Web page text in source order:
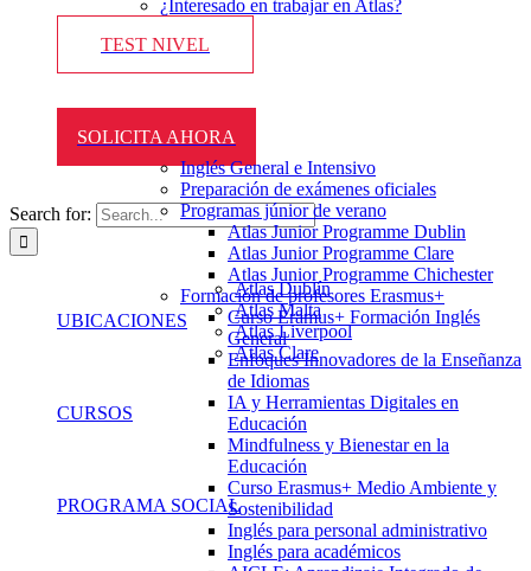
¿Interesado en trabajar en Atlas?
TEST NIVEL
SOLICITA AHORA
Search for:
UBICACIONES
Atlas Dublín
Atlas Malta
Atlas Liverpool
Atlas Clare
CURSOS
Inglés General e Intensivo
Preparación de exámenes oficiales
Programas júnior de verano
Atlas Junior Programme Dublin
Atlas Junior Programme Clare
Atlas Junior Programme Chichester
Formación de profesores Erasmus+
Curso Eramus+ Formación Inglés
General
Enfoques Innovadores de la Enseñanza
de Idiomas
IA y Herramientas Digitales en
Educación
Mindfulness y Bienestar en la
Educación
Curso Erasmus+ Medio Ambiente y
Sostenibilidad
Inglés para personal administrativo
Inglés para académicos
PROGRAMA SOCIAL